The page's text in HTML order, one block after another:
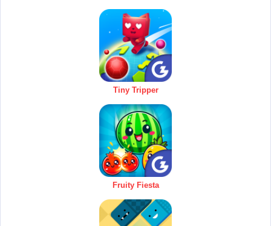
Tiny Tripper
Fruity Fiesta